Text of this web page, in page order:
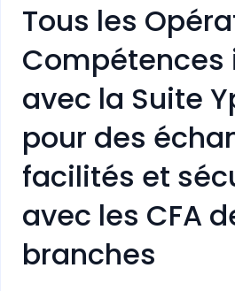
Tous les
Compétences
avec la Suite
pour des
facilités et
avec les CFA
branches